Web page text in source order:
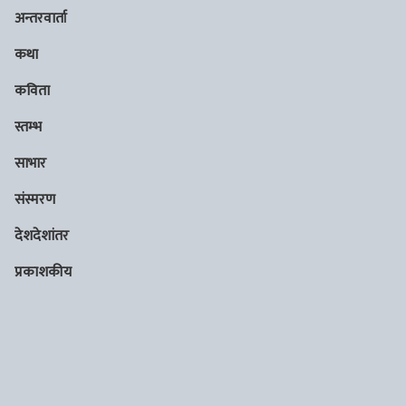
अन्तरवार्ता
कथा
कविता
स्तम्भ
साभार
संस्मरण
देशदेशांतर
प्रकाशकीय